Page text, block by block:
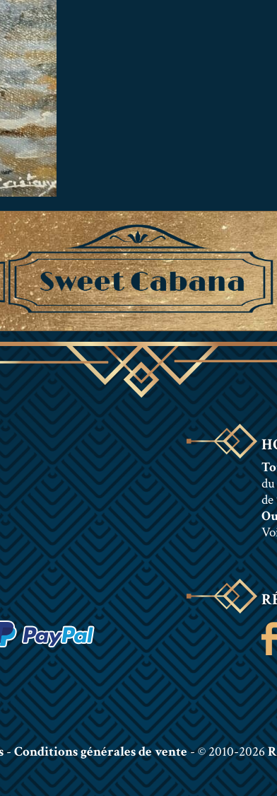
de
-Conditions générales de vente- © 2010-2026